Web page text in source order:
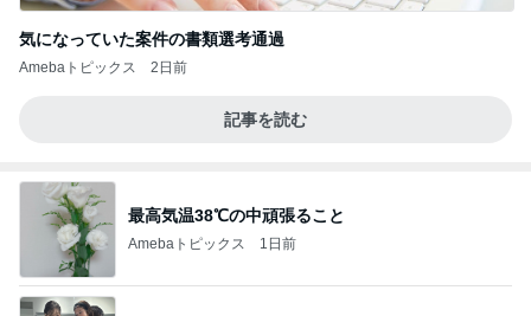
気になっていた案件の書類選考通過
Amebaトピックス 2日前
記事を読む
最高気温38℃の中頑張ること
Amebaトピックス 1日前